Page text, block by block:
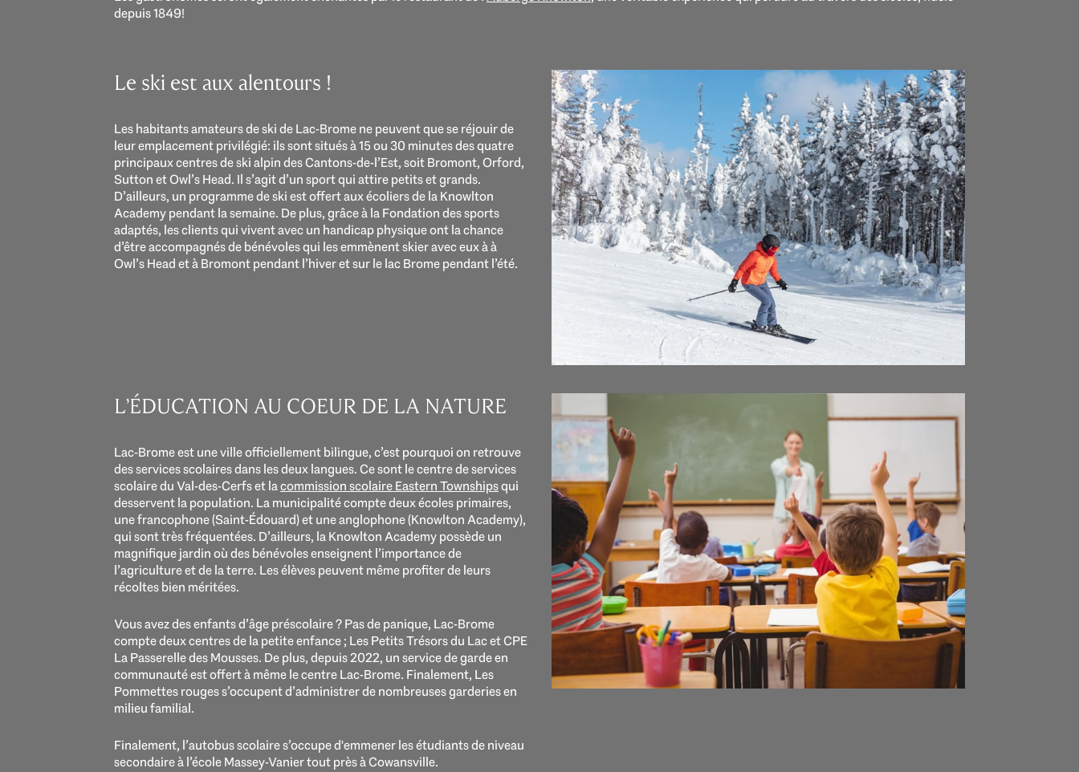
depuis 1849!
Le ski est aux alentours !
Les habitants amateurs de ski de Lac-Brome ne peuvent que se réjouir de
leur emplacement privilégié: ils sont situés à 15 ou 30 minutes des quatre
principaux centres de ski alpin des Cantons-de-l’Est, soit Bromont, Orford,
Sutton et Owl’s Head. Il s’agit d’un sport qui attire petits et grands.
D’ailleurs, un programme de ski est offert aux écoliers de la Knowlton
Academy pendant la semaine. De plus, grâce à la Fondation des sports
adaptés, les clients qui vivent avec un handicap physique ont la chance
d’être accompagnés de bénévoles qui les emmènent skier avec eux à à
Owl’s Head et à Bromont pendant l’hiver et sur le lac Brome pendant l’été.
L’ÉDUCATION AU COEUR DE LA NATURE
Lac-Brome est une ville officiellement bilingue, c’est pourquoi on retrouve
des services scolaires dans les deux langues. Ce sont le centre de services
scolaire du Val-des-Cerfs et lacommission scolaire Eastern Townshipsqui
desservent la population. La municipalité compte deux écoles primaires,
une francophone (Saint-Édouard) et une anglophone (Knowlton Academy),
qui sont très fréquentées. D’ailleurs, la Knowlton Academy possède un
magnifique jardin où des bénévoles enseignent l’importance de
l’agriculture et de la terre. Les élèves peuvent même profiter de leurs
récoltes bien méritées.
Vous avez des enfants d’âge préscolaire ? Pas de panique, Lac-Brome
compte deux centres de la petite enfance ; Les Petits Trésors du Lac et CPE
La Passerelle des Mousses. De plus, depuis 2022, un service de garde en
communauté est offert à même le centre Lac-Brome. Finalement, Les
Pommettes rouges s’occupent d’administrer de nombreuses garderies en
milieu familial.
Finalement, l’autobus scolaire s’occupe d'emmener les étudiants de niveau
secondaire à l’école Massey-Vanier tout près à Cowansville.